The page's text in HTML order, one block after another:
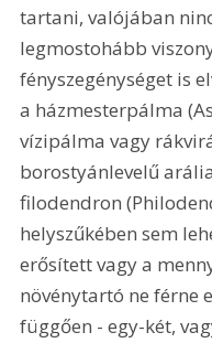
tartani, valójában
legmostohább
fényszegénységet is
a házmesterpálma
vízipálma vagy
borostyánlevelű
filodendron
helyszűkében sem
erősített vagy a
növénytartó ne férne
függően - egy-két,